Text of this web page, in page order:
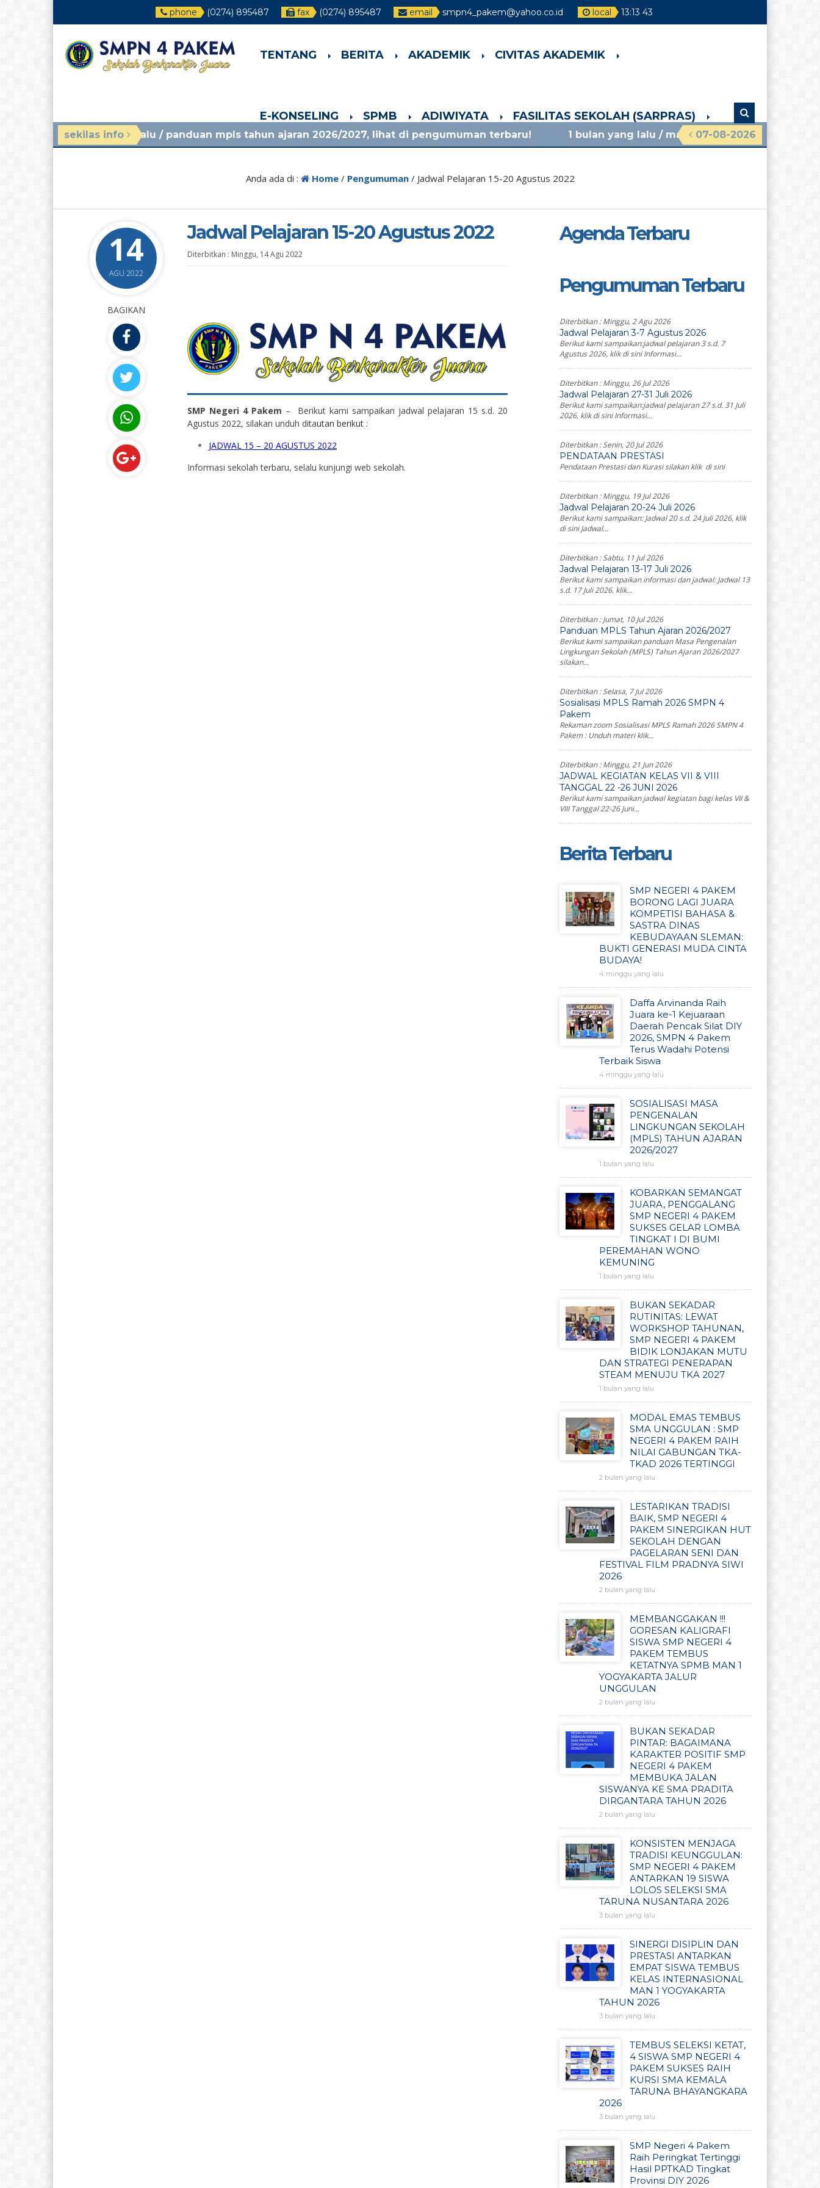
phone (0274) 895487 fax (0274) 895487 email smpn4_pakem@yahoo.co.id local 13:13 44
TENTANG BERITA AKADEMIK CIVITAS AKADEMIK
E-KONSELING SPMB ADIWIYATA FASILITAS SEKOLAH (SARPRAS)
sekilas info 07-08-2026
yang lalu/ panduan mpls tahun ajaran 2026/2027, lihat di pengumuman terbaru! 1 bulan yang lalu/ materi sosialisasi mpls ramah 2026
Anda ada di : Home/ Pengumuman/ Jadwal Pelajaran 15-20 Agustus 2022
14
AGU 2022
Jadwal Pelajaran 15-20 Agustus 2022
Diterbitkan : Minggu, 14 Agu 2022
BAGIKAN
SMP Negeri 4 Pakem – Berikut kami sampaikan jadwal pelajaran 15 s.d. 20
Agustus 2022, silakan unduh ditautan berikut :
JADWAL 15 – 20 AGUSTUS 2022
Informasi sekolah terbaru, selalu kunjungi web sekolah.
Agenda Terbaru
Pengumuman Terbaru
Diterbitkan :Minggu, 2 Agu 2026
Jadwal Pelajaran 3-7 Agustus 2026
Berikut kami sampaikan:jadwal pelajaran 3 s.d. 7
Agustus 2026, klik di sini Informasi...
Diterbitkan :Minggu, 26 Jul 2026
Jadwal Pelajaran 27-31 Juli 2026
Berikut kami sampaikan:jadwal pelajaran 27 s.d. 31 Juli
2026, klik di sini Informasi...
Diterbitkan :Senin, 20 Jul 2026
PENDATAAN PRESTASI
Pendataan Prestasi dan Kurasi silakan klik di sini
Diterbitkan :Minggu, 19 Jul 2026
Jadwal Pelajaran 20-24 Juli 2026
Berikut kami sampaikan: Jadwal 20 s.d. 24 Juli 2026, klik
di sini Jadwal...
Diterbitkan :Sabtu, 11 Jul 2026
Jadwal Pelajaran 13-17 Juli 2026
Berikut kami sampaikan informasi dan jadwal: Jadwal 13
s.d. 17 Juli 2026, klik...
Diterbitkan :Jumat, 10 Jul 2026
Panduan MPLS Tahun Ajaran 2026/2027
Berikut kami sampaikan panduan Masa Pengenalan
Lingkungan Sekolah (MPLS) Tahun Ajaran 2026/2027
silakan...
Diterbitkan :Selasa, 7 Jul 2026
Sosialisasi MPLS Ramah 2026 SMPN 4
Pakem
Rekaman zoom Sosialisasi MPLS Ramah 2026 SMPN 4
Pakem : Unduh materi klik...
Diterbitkan :Minggu, 21 Jun 2026
JADWAL KEGIATAN KELAS VII & VIII
TANGGAL 22 -26 JUNI 2026
Berikut kami sampaikan jadwal kegiatan bagi kelas VII &
VIII Tanggal 22-26 Juni...
Berita Terbaru
SMP NEGERI 4 PAKEM
BORONG LAGI JUARA
KOMPETISI BAHASA &
SASTRA DINAS
KEBUDAYAAN SLEMAN:
BUKTI GENERASI MUDA CINTA
BUDAYA!
4 minggu yang lalu
Daffa Arvinanda Raih
Juara ke-1 Kejuaraan
Daerah Pencak Silat DIY
2026, SMPN 4 Pakem
Terus Wadahi Potensi
Terbaik Siswa
4 minggu yang lalu
SOSIALISASI MASA
PENGENALAN
LINGKUNGAN SEKOLAH
(MPLS) TAHUN AJARAN
2026/2027
1 bulan yang lalu
KOBARKAN SEMANGAT
JUARA, PENGGALANG
SMP NEGERI 4 PAKEM
SUKSES GELAR LOMBA
TINGKAT I DI BUMI
PEREMAHAN WONO
KEMUNING
1 bulan yang lalu
BUKAN SEKADAR
RUTINITAS: LEWAT
WORKSHOP TAHUNAN,
SMP NEGERI 4 PAKEM
BIDIK LONJAKAN MUTU
DAN STRATEGI PENERAPAN
STEAM MENUJU TKA 2027
1 bulan yang lalu
MODAL EMAS TEMBUS
SMA UNGGULAN : SMP
NEGERI 4 PAKEM RAIH
NILAI GABUNGAN TKA-
TKAD 2026 TERTINGGI
2 bulan yang lalu
LESTARIKAN TRADISI
BAIK, SMP NEGERI 4
PAKEM SINERGIKAN HUT
SEKOLAH DENGAN
PAGELARAN SENI DAN
FESTIVAL FILM PRADNYA SIWI
2026
2 bulan yang lalu
MEMBANGGAKAN !!!
GORESAN KALIGRAFI
SISWA SMP NEGERI 4
PAKEM TEMBUS
KETATNYA SPMB MAN 1
YOGYAKARTA JALUR
UNGGULAN
2 bulan yang lalu
BUKAN SEKADAR
PINTAR: BAGAIMANA
KARAKTER POSITIF SMP
NEGERI 4 PAKEM
MEMBUKA JALAN
SISWANYA KE SMA PRADITA
DIRGANTARA TAHUN 2026
2 bulan yang lalu
KONSISTEN MENJAGA
TRADISI KEUNGGULAN:
SMP NEGERI 4 PAKEM
ANTARKAN 19 SISWA
LOLOS SELEKSI SMA
TARUNA NUSANTARA 2026
3 bulan yang lalu
SINERGI DISIPLIN DAN
PRESTASI ANTARKAN
EMPAT SISWA TEMBUS
KELAS INTERNASIONAL
MAN 1 YOGYAKARTA
TAHUN 2026
3 bulan yang lalu
TEMBUS SELEKSI KETAT,
4 SISWA SMP NEGERI 4
PAKEM SUKSES RAIH
KURSI SMA KEMALA
TARUNA BHAYANGKARA
2026
3 bulan yang lalu
SMP Negeri 4 Pakem
Raih Peringkat Tertinggi
Hasil PPTKAD Tingkat
Provinsi DIY 2026